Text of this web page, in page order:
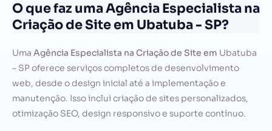
O que faz uma Agência Especialista na
Criação de Site em Ubatuba - SP?
Uma Agência Especialista na Criação de Site em Ubatuba
– SP oferece serviços completos de desenvolvimento
web, desde o design inicial até a implementação e
manutenção. Isso inclui criação de sites personalizados,
otimização SEO, design responsivo e suporte contínuo.